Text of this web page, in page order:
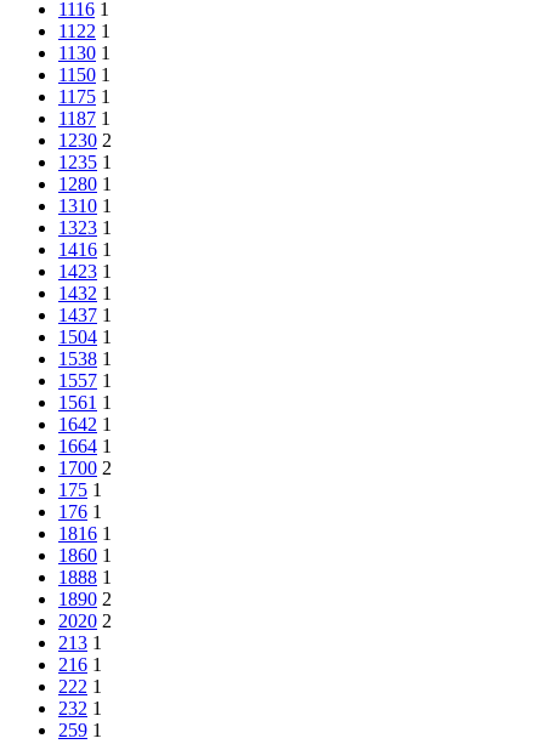
1116 1
1122 1
1130 1
1150 1
1175 1
1187 1
1230 2
1235 1
1280 1
1310 1
1323 1
1416 1
1423 1
1432 1
1437 1
1504 1
1538 1
1557 1
1561 1
1642 1
1664 1
1700 2
175 1
176 1
1816 1
1860 1
1888 1
1890 2
2020 2
213 1
216 1
222 1
232 1
259 1